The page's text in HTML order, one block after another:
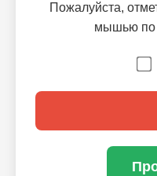
Пожалуйста,
мышью по